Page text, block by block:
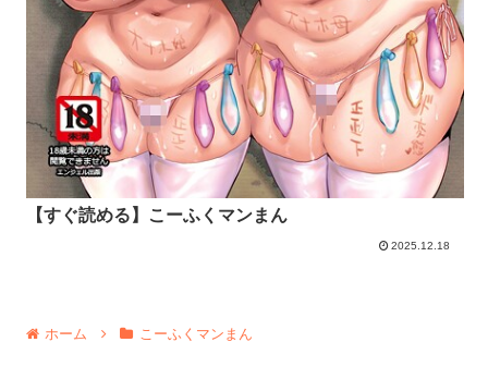
【すぐ読める】こーふくマンまん
2025.12.18
ホーム こーふくマンまん